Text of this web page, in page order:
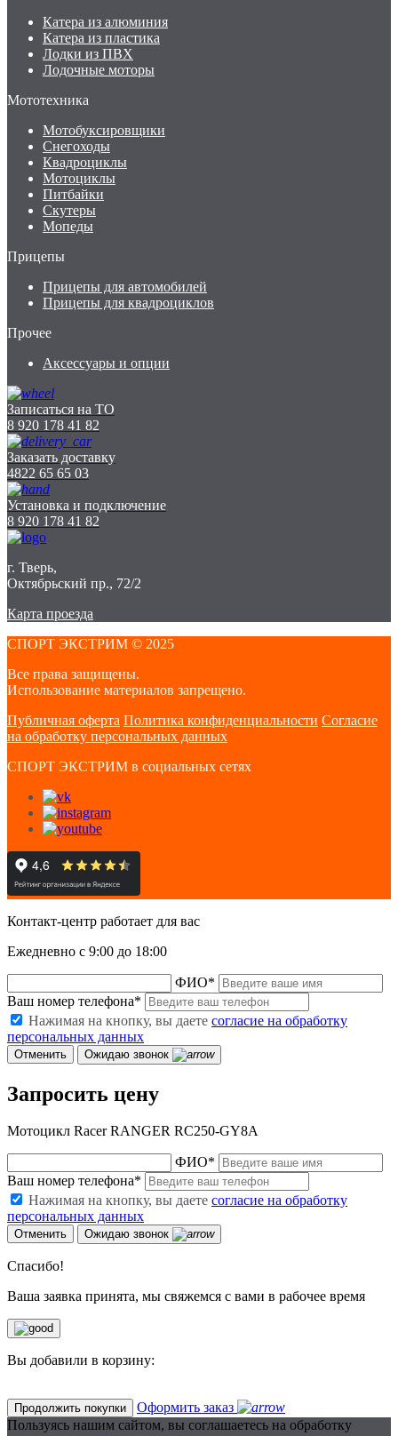
Катера из алюминия
Катера из пластика
Лодки из ПВХ
Лодочные моторы
Мототехника
Мотобуксировщики
Снегоходы
Квадроциклы
Мотоциклы
Питбайки
Скутеры
Мопеды
Прицепы
Прицепы для автомобилей
Прицепы для квадроциклов
Прочее
Аксессуары и опции
Записаться на ТО
8 920 178 41 82
Заказать доставку
4822 65 65 03
Установка и подключение
8 920 178 41 82
г. Тверь,
Октябрьский пр., 72/2
Карта проезда
СПОРТ ЭКСТРИМ © 2025
Все права защищены.
Использование материалов запрещено.
Публичная оферта Политика конфиденциальности Согласие
на обработку персональных данных
СПОРТ ЭКСТРИМ в социальных сетях
Контакт-центр работает для вас
Ежедневно с 9:00 до 18:00
ФИО*
Ваш номер телефона*
Нажимая на кнопку, вы даете согласие на обработку
персональных данных
Отменить Ожидаю звонок
Запросить цену
Мотоцикл Racer RANGER RC250-GY8A
ФИО*
Ваш номер телефона*
Нажимая на кнопку, вы даете согласие на обработку
персональных данных
Отменить Ожидаю звонок
Спасибо!
Ваша заявка принята, мы свяжемся с вами в рабочее время
Вы добавили в корзину:
Продолжить покупки
Оформить заказ
Пользуясь нашим сайтом, вы соглашаетесь на обработку